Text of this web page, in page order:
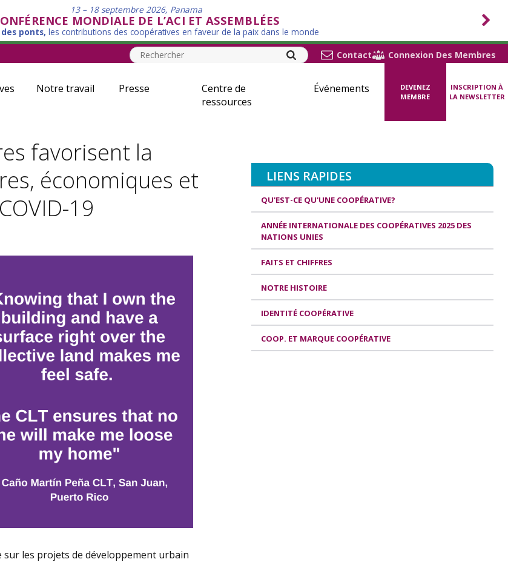
13 – 18 septembre 2026, Panama
MONDIALE DE L’ACI ET ASSEMBLÉES
ponts, les contributions des coopératives en faveur de la paix dans le monde
Contact Connexion Des Membres
Notre travail Presse
Centre de
ressources
Événements
DEVENEZ
MEMBRE
INSCRIPTION À
LA NEWSLETTER
favorisent la
économiques et
19
sur les projets de développement urbain
LIENS RAPIDES
QU'EST-CE QU'UNE COOPÉRATIVE?
ANNÉE INTERNATIONALE DES COOPÉRATIVES 2025 DES
NATIONS UNIES
FAITS ET CHIFFRES
NOTRE HISTOIRE
IDENTITÉ COOPÉRATIVE
COOP. ET MARQUE COOPÉRATIVE